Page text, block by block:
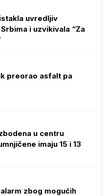
uvredljiv
i uzvikivala “Za
preorao asfalt pa
u centru
imaju 15 i 13
zbog mogućih